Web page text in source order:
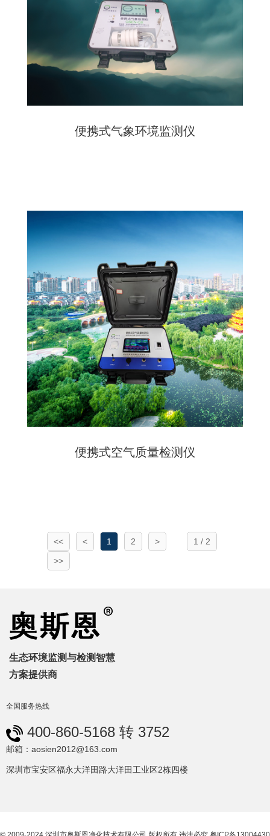
便携式气象环境监测仪
便携式空气质量检测仪
1 / 2
<< < 1 2
>
>>
生态环境监测与检测智慧
方案提供商
全国服务热线
400-860-5168 转 3752
邮箱：aosien2012@163.com
深圳市宝安区福永大洋田路大洋田工业区2栋四楼